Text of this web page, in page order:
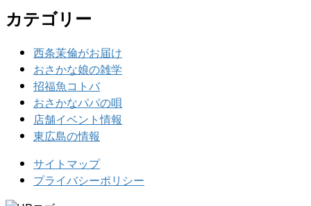
カテゴリー
西条茉倫がお届け
おさかな娘の雑学
招福魚コトバ
おさかなパパの唄
店舗イベント情報
東広島の情報
サイトマップ
プライバシーポリシー